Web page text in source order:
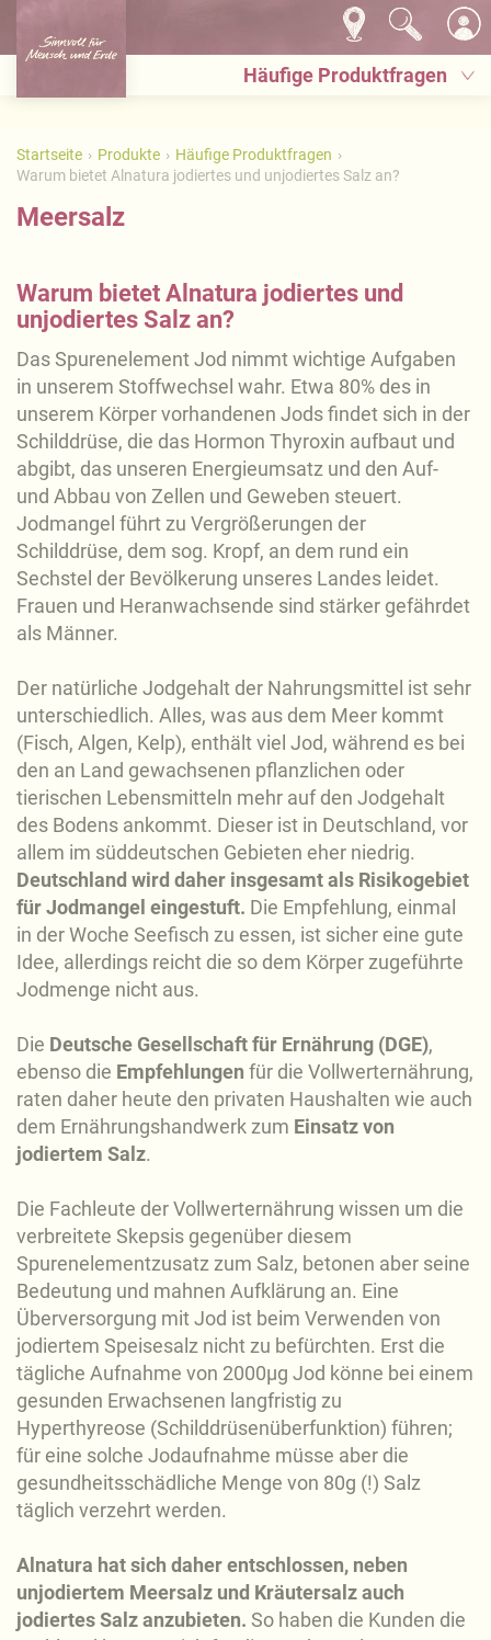
Häufige Produktfragen
Startseite Produkte
Häufige Produktfragen
Warum bietet Alnatura jodiertes und unjodiertes Salz an?
Meersalz
Warum bietet Alnatura jodiertes und
unjodiertes Salz an?
Das Spurenelement Jod nimmt wichtige Aufgaben
in unserem Stoffwechsel wahr. Etwa 80% des in
unserem Körper vorhandenen Jods findet sich in der
Schilddrüse, die das Hormon Thyroxin aufbaut und
abgibt, das unseren Energieumsatz und den Auf-
und Abbau von Zellen und Geweben steuert.
Jodmangel führt zu Vergrößerungen der
Schilddrüse, dem sog. Kropf, an dem rund ein
Sechstel der Bevölkerung unseres Landes leidet.
Frauen und Heranwachsende sind stärker gefährdet
als Männer.
Der natürliche Jodgehalt der Nahrungsmittel ist sehr
unterschiedlich. Alles, was aus dem Meer kommt
(Fisch, Algen, Kelp), enthält viel Jod, während es bei
den an Land gewachsenen pflanzlichen oder
tierischen Lebensmitteln mehr auf den Jodgehalt
des Bodens ankommt. Dieser ist in Deutschland, vor
allem im süddeutschen Gebieten eher niedrig.
Deutschland wird daher insgesamt als Risikogebiet
für Jodmangel eingestuft. Die Empfehlung, einmal
in der Woche Seefisch zu essen, ist sicher eine gute
Idee, allerdings reicht die so dem Körper zugeführte
Jodmenge nicht aus.
Die Deutsche Gesellschaft für Ernährung (DGE),
ebenso die Empfehlungen für die Vollwerternährung,
raten daher heute den privaten Haushalten wie auch
dem Ernährungshandwerk zum Einsatz von
jodiertem Salz.
Die Fachleute der Vollwerternährung wissen um die
verbreitete Skepsis gegenüber diesem
Spurenelementzusatz zum Salz, betonen aber seine
Bedeutung und mahnen Aufklärung an. Eine
Überversorgung mit Jod ist beim Verwenden von
jodiertem Speisesalz nicht zu befürchten. Erst die
tägliche Aufnahme von 2000µg Jod könne bei einem
gesunden Erwachsenen langfristig zu
Hyperthyreose (Schilddrüsenüberfunktion) führen;
für eine solche Jodaufnahme müsse aber die
gesundheitsschädliche Menge von 80g (!) Salz
täglich verzehrt werden.
Alnatura hat sich daher entschlossen, neben
unjodiertem Meersalz und Kräutersalz auch
jodiertes Salz anzubieten. So haben die Kunden die